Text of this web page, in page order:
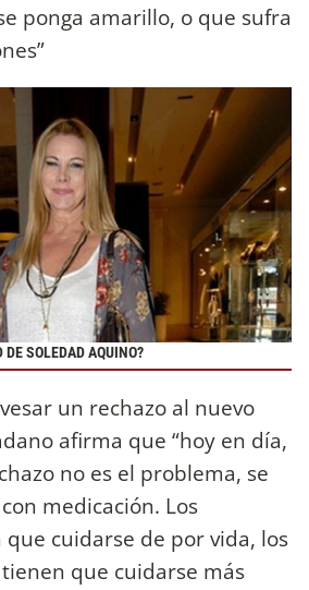
ponga amarillo, o que sufra
SOLEDAD AQUINO?
un rechazo al nuevo
afirma que “hoy en día,
no es el problema, se
medicación. Los
cuidarse de por vida, los
que cuidarse más